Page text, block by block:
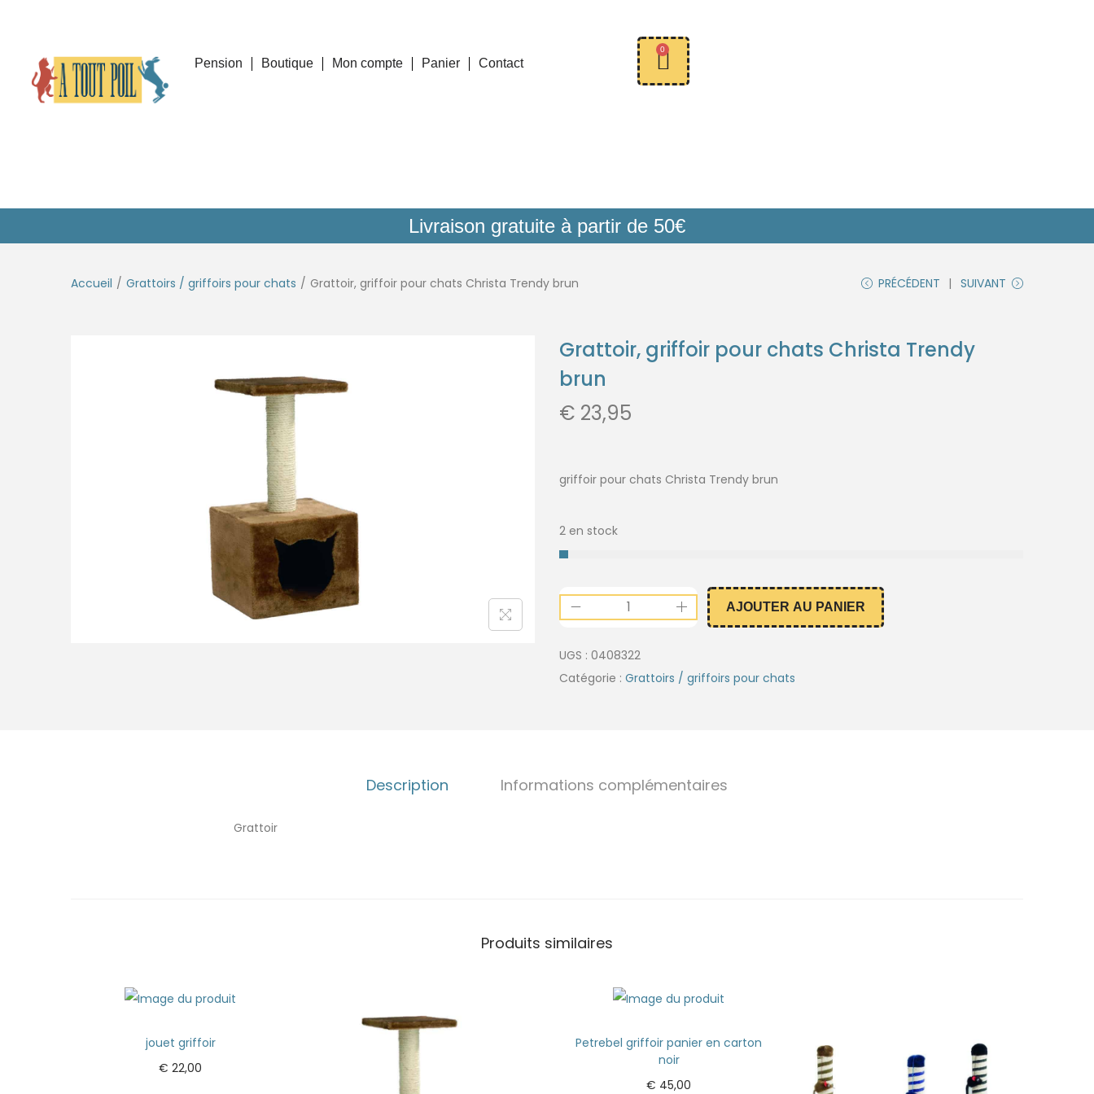
Pension Boutique Mon compte Panier Contact
0
Livraison gratuite à partir de 50€
Accueil / Grattoirs / griffoirs pour chats / Grattoir, griffoir pour chats Christa Trendy brun PRÉCÉDENT SUIVANT
Grattoir, griffoir pour chats Christa Trendy
brun
€ 23,95
griffoir pour chats Christa Trendy brun
2 en stock
AJOUTER AU PANIER
UGS : 0408322
Catégorie : Grattoirs / griffoirs pour chats
Description Informations complémentaires
Grattoir
Produits similaires
jouet griffoir
€ 22,00
Petrebel griffoir panier en carton
noir
€ 45,00